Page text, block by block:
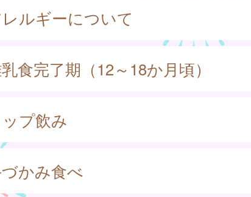
ルギーについて
食完了期（12～18か月頃）
プ飲み
かみ食べ